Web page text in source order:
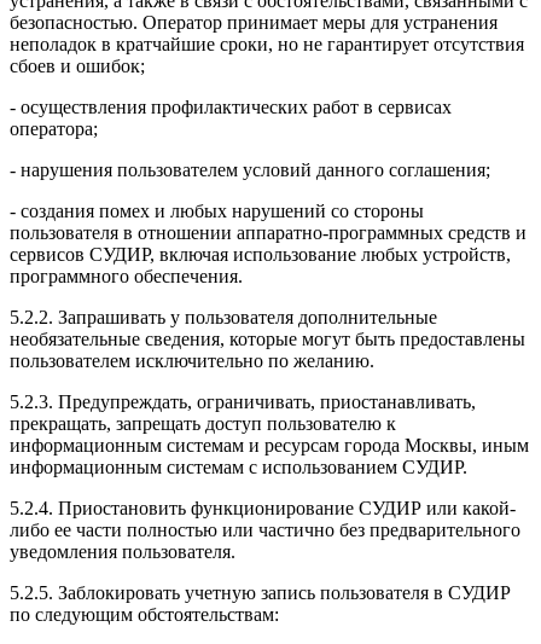
безопасностью. Оператор принимает меры для устранения
неполадок в кратчайшие сроки, но не гарантирует отсутствия
сбоев и ошибок;
- осуществления профилактических работ в сервисах
оператора;
- нарушения пользователем условий данного соглашения;
- создания помех и любых нарушений со стороны
пользователя в отношении аппаратно-программных средств и
сервисов СУДИР, включая использование любых устройств,
программного обеспечения.
5.2.2. Запрашивать у пользователя дополнительные
необязательные сведения, которые могут быть предоставлены
пользователем исключительно по желанию.
5.2.3. Предупреждать, ограничивать, приостанавливать,
прекращать, запрещать доступ пользователю к
информационным системам и ресурсам города Москвы, иным
информационным системам с использованием СУДИР.
5.2.4. Приостановить функционирование СУДИР или какой-
либо ее части полностью или частично без предварительного
уведомления пользователя.
5.2.5. Заблокировать учетную запись пользователя в СУДИР
по следующим обстоятельствам: